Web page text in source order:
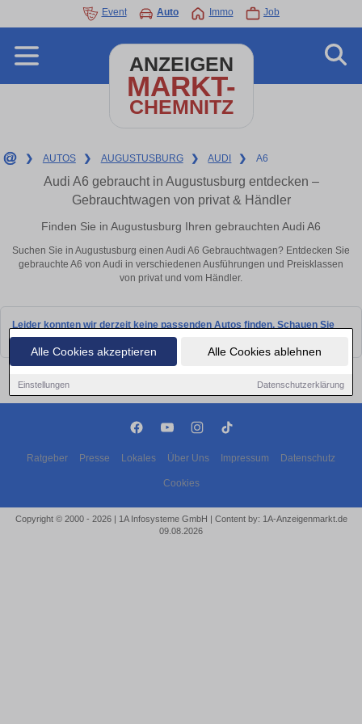
Alle Cookies akzeptieren Alle Cookies ablehnen
Einstellungen Datenschutzerklärung
Event Auto Immo Job
ANZEIGEN
MARKT-
CHEMNITZ
❯ AUTOS ❯ AUGUSTUSBURG ❯ AUDI ❯ A6
Audi A6 gebraucht in Augustusburg entdecken –
Gebrauchtwagen von privat & Händler
Finden Sie in Augustusburg Ihren gebrauchten Audi A6
Suchen Sie in Augustusburg einen Audi A6 Gebrauchtwagen? Entdecken Sie
gebrauchte A6 von Audi in verschiedenen Ausführungen und Preisklassen
von privat und vom Händler.
Leider konnten wir derzeit keine passenden Autos finden. Schauen Sie
bald wieder vorbei!
Ratgeber Presse Lokales Über Uns Impressum Datenschutz
Cookies
Copyright © 2000 - 2026 | 1A Infosysteme GmbH | Content by: 1A-Anzeigenmarkt.de
09.08.2026